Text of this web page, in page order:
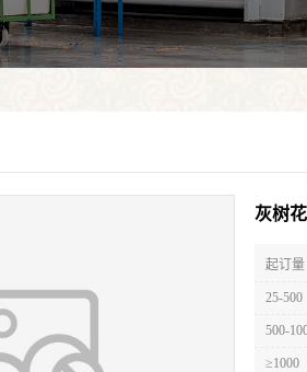
灰树
起订
25-500
500-
≥1000